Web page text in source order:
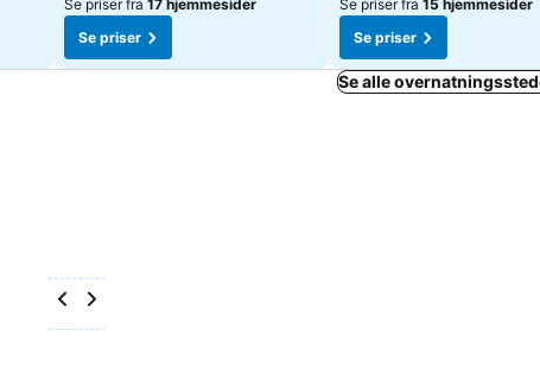
Se priser fra 17 hjemmesider
Se priser
Se priser fra 15 hjemmesider
Se priser
Se alle